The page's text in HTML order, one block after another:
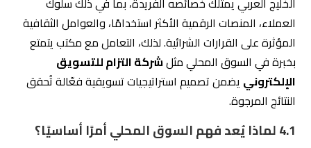
شركة التزامتدرك هذه التفاصيل الدقيقة، مما يتيح لها إنشاء
حملات تسويقية تتماشى مع توقعات الجمهور المحلي.
2. المنصات الرقمية الأكثر شعبية:
في السعودية، تعتبر تويتر ومنصة سناب شات من الأدوات
الرئيسية للتواصل مع العملاء.